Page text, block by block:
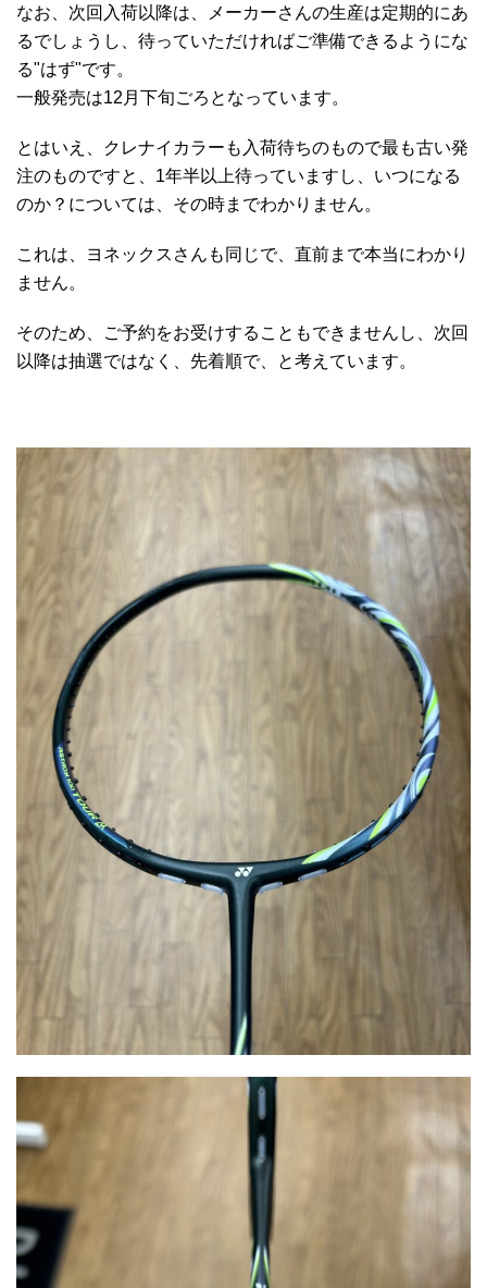
なお、次回入荷以降は、メーカーさんの生産は定期的にあ
るでしょうし、待っていただければご準備できるようにな
る"はず"です。
一般発売は12月下旬ごろとなっています。
とはいえ、クレナイカラーも入荷待ちのもので最も古い発
注のものですと、1年半以上待っていますし、いつになる
のか？については、その時までわかりません。
これは、ヨネックスさんも同じで、直前まで本当にわかり
ません。
そのため、ご予約をお受けすることもできませんし、次回
以降は抽選ではなく、先着順で、と考えています。